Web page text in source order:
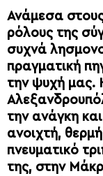
Ανάμεσα
ρόλους της
συχνά
πραγματική
την ψυχή μας.
την ανάγκη
ανοιχτή,
πνευματικό
της, στην